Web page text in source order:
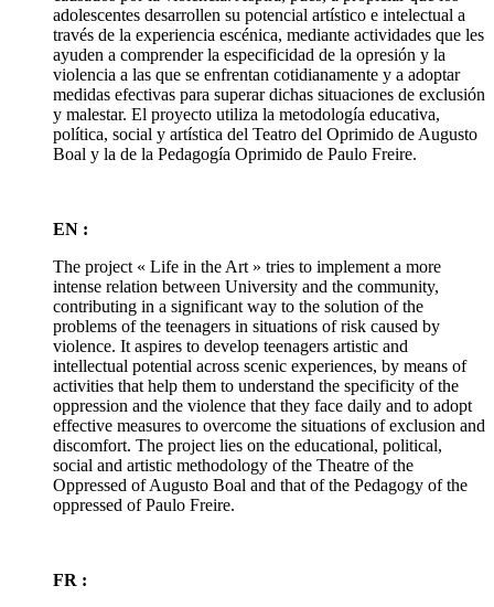
adolescentes desarrollen su potencial artístico e intelectual a
través de la experiencia escénica, mediante actividades que les
ayuden a comprender la especificidad de la opresión y la
violencia a las que se enfrentan cotidianamente y a adoptar
medidas efectivas para superar dichas situaciones de exclusión
y malestar. El proyecto utiliza la metodología educativa,
política, social y artística del Teatro del Oprimido de Augusto
Boal y la de la Pedagogía Oprimido de Paulo Freire.
EN :
The project « Life in the Art » tries to implement a more
intense relation between University and the community,
contributing in a significant way to the solution of the
problems of the teenagers in situations of risk caused by
violence. It aspires to develop teenagers artistic and
intellectual potential across scenic experiences, by means of
activities that help them to understand the specificity of the
oppression and the violence that they face daily and to adopt
effective measures to overcome the situations of exclusion and
discomfort. The project lies on the educational, political,
social and artistic methodology of the Theatre of the
Oppressed of Augusto Boal and that of the Pedagogy of the
oppressed of Paulo Freire.
FR :